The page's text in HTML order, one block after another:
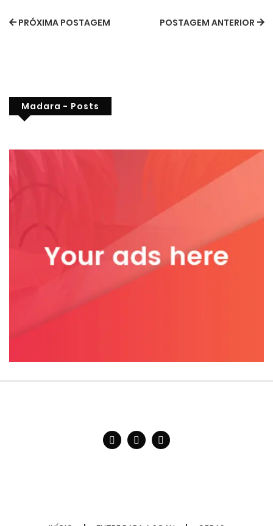
PRÓXIMA POSTAGEM POSTAGEM ANTERIOR
Madara - Posts